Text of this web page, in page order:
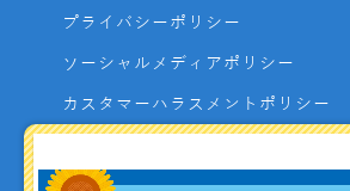
プライバシーポリシー
ソーシャルメディアポリシー
カスタマーハラスメントポリシー
よくあるご質問